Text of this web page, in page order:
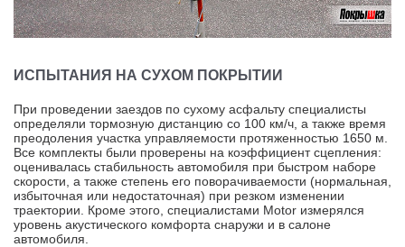
ИСПЫТАНИЯ НА СУХОМ ПОКРЫТИИ
При проведении заездов по сухому асфальту специалисты
определяли тормозную дистанцию со 100 км/ч, а также время
преодоления участка управляемости протяженностью 1650 м.
Все комплекты были проверены на коэффициент сцепления:
оценивалась стабильность автомобиля при быстром наборе
скорости, а также степень его поворачиваемости (нормальная,
избыточная или недостаточная) при резком изменении
траектории. Кроме этого, специалистами Motor измерялся
уровень акустического комфорта снаружи и в салоне
автомобиля.